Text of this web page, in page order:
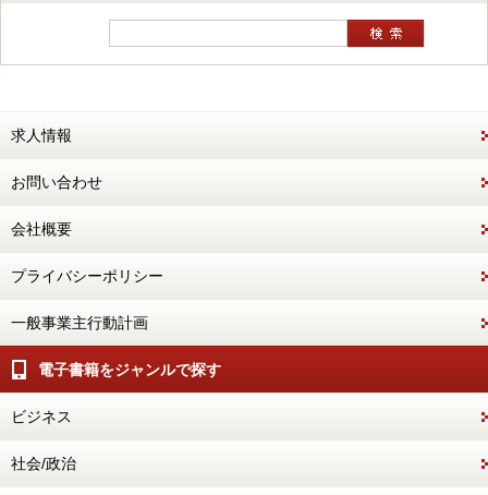
求人情報
お問い合わせ
会社概要
プライバシーポリシー
一般事業主行動計画
電子書籍をジャンルで探す
ビジネス
社会/政治